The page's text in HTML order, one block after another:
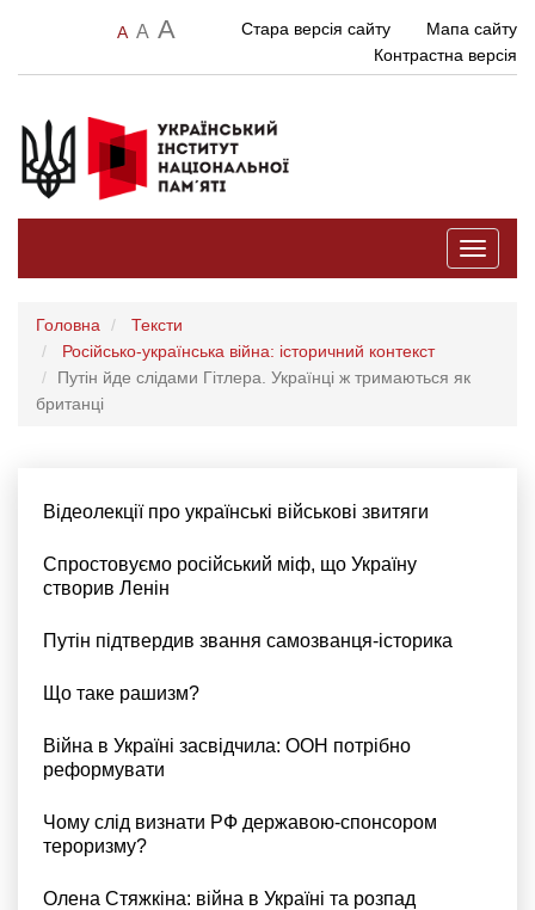
A A A Стара версія сайту
Мапа сайту
Контрастна версія
Toggle
Головна
Тексти
Російсько-українська війна: історичний контекст
Путін йде слідами Гітлера. Українці ж тримаються як
британці
Відеолекції про українські військові звитяги
Спростовуємо російський міф, що Україну
створив Ленін
Путін підтвердив звання самозванця-історика
Що таке рашизм?
Війна в Україні засвідчила: ООН потрібно
реформувати
Чому слід визнати РФ державою-спонсором
тероризму?
Олена Стяжкіна: війна в Україні та розпад